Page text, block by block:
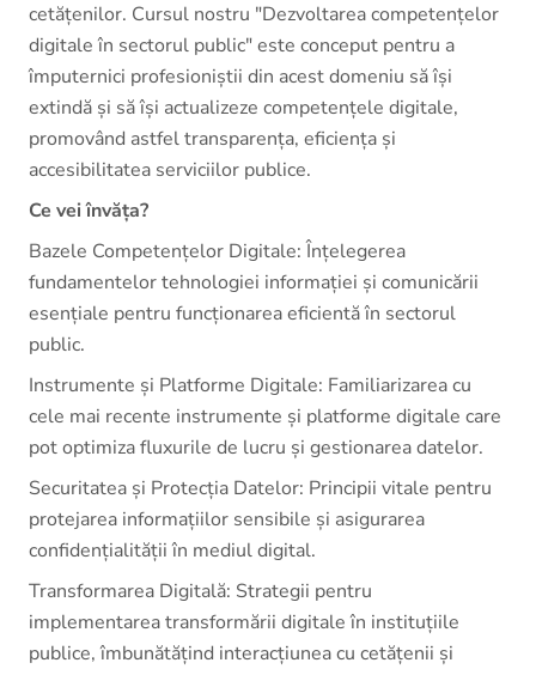
cetățenilor. Cursul nostru "Dezvoltarea competențelor
digitale în sectorul public" este conceput pentru a
împuternici profesioniștii din acest domeniu să își
extindă și să își actualizeze competențele digitale,
promovând astfel transparența, eficiența și
accesibilitatea serviciilor publice.
Ce vei învăța?
Bazele Competențelor Digitale: Înțelegerea
fundamentelor tehnologiei informației și comunicării
esențiale pentru funcționarea eficientă în sectorul
public.
Instrumente și Platforme Digitale: Familiarizarea cu
cele mai recente instrumente și platforme digitale care
pot optimiza fluxurile de lucru și gestionarea datelor.
Securitatea și Protecția Datelor: Principii vitale pentru
protejarea informațiilor sensibile și asigurarea
confidențialității în mediul digital.
Transformarea Digitală: Strategii pentru
implementarea transformării digitale în instituțiile
publice, îmbunătățind interacțiunea cu cetățenii și